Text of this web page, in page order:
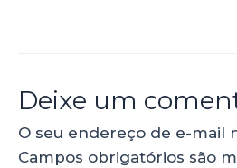
Deixe um
O seu endereço de e-mail
Campos obrigatórios são